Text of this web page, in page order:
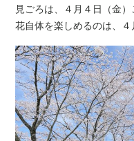
見ごろは、４月４日（金）
花自体を楽しめるのは、４